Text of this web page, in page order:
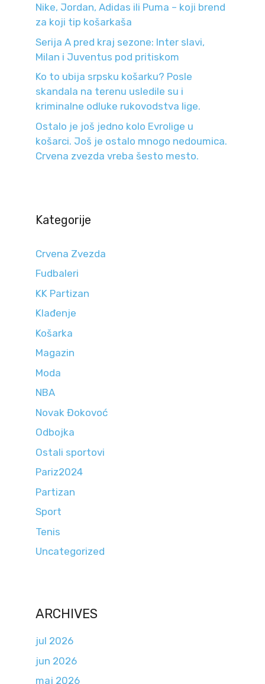
Nike, Jordan, Adidas ili Puma – koji brend
za koji tip košarkaša
Serija A pred kraj sezone: Inter slavi,
Milan i Juventus pod pritiskom
Ko to ubija srpsku košarku? Posle
skandala na terenu usledile su i
kriminalne odluke rukovodstva lige.
Ostalo je još jedno kolo Evrolige u
košarci. Još je ostalo mnogo nedoumica.
Crvena zvezda vreba šesto mesto.
Kategorije
Crvena Zvezda
Fudbaleri
KK Partizan
Klađenje
Košarka
Magazin
Moda
NBA
Novak Đokovoć
Odbojka
Ostali sportovi
Pariz2024
Partizan
Sport
Tenis
Uncategorized
ARCHIVES
jul 2026
jun 2026
maj 2026